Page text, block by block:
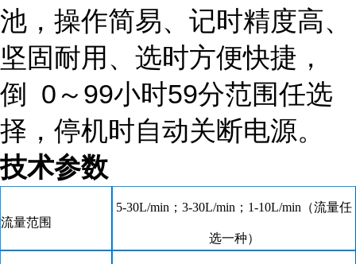
池，操作简易、记时精度高、
坚固耐用、选时方便快捷，
倒 0～99小时59分范围任选
择，停机时自动关断电源。
技术参数
流量范围
5-30L/min；3-30L/min；1-10L/min（流量任
选一种）